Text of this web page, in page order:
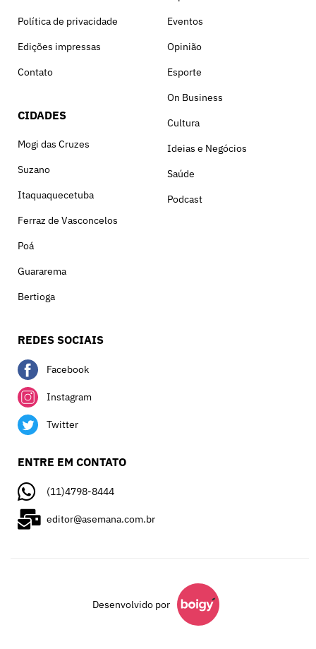
Política de privacidade
Edições impressas
Contato
CIDADES
Mogi das Cruzes
Suzano
Itaquaquecetuba
Ferraz de Vasconcelos
Poá
Guararema
Bertioga
Eventos
Opinião
Esporte
On Business
Cultura
Ideias e Negócios
Saúde
Podcast
REDES SOCIAIS
Facebook
Instagram
Twitter
ENTRE EM CONTATO
(11)4798-8444
editor@asemana.com.br
Desenvolvido por